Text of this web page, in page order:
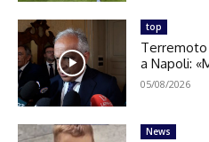
top
Terremoto
a Napoli:
05/08/2026
News